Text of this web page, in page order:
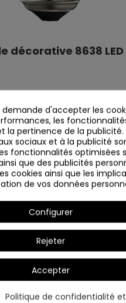
décorative 8638 LED
4000k
Détails du produit
aussi
d'accepter les
les
la pertinence de la publicité.
sociaux et à la publicité
fonctionnalités optimisées
que des publicités
cookies ainsi que les
de vos données
Configurer
Rejeter
Accepter
Politique de confidentialité